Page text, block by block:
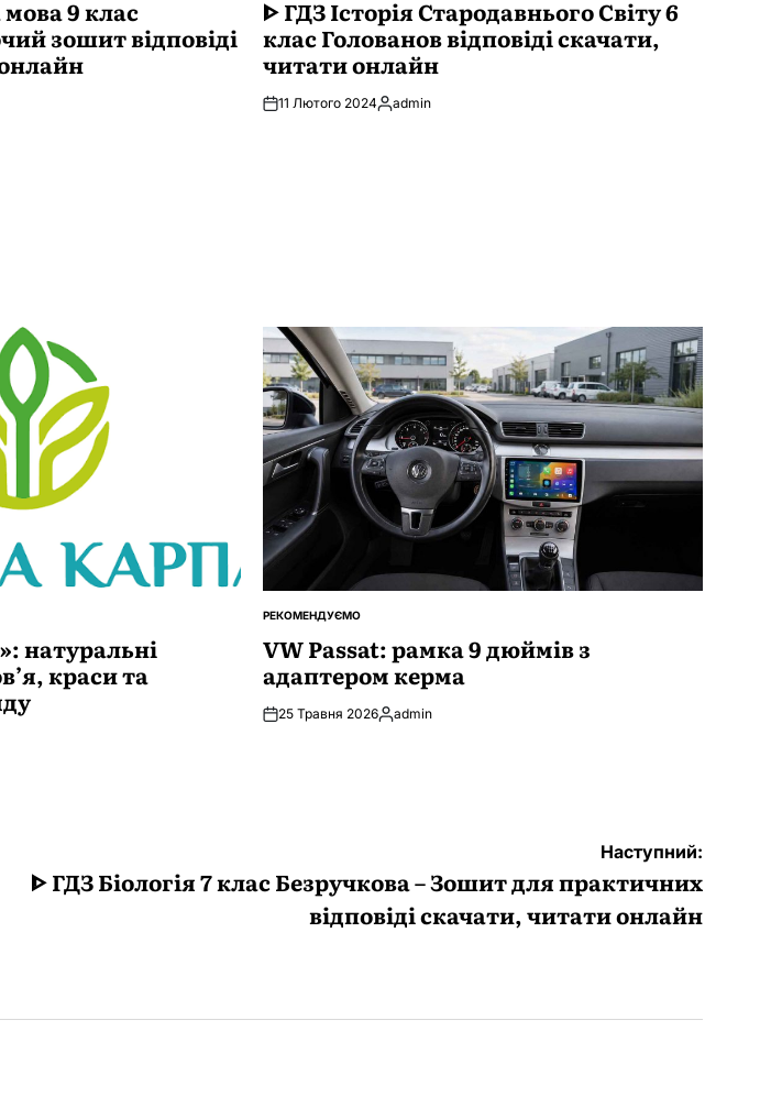
9 клас
зошит відповіді
ᐈ ГДЗ Історія Стародавнього Свiту 6
клас Голованов відповіді скачати,
читати онлайн
11 Лютого 2024Опубліковано
admin
натуральні
краси та
ОПУБЛІКУВАТИ
РЕКОМЕНДУЄМО
VW Passat: рамка 9 дюймів з
адаптером керма
25 Травня 2026Опубліковано
admin
Наступний:
ᐈ ГДЗ Біологія 7 клас Безручкова – Зошит для практичних
відповіді скачати, читати онлайн